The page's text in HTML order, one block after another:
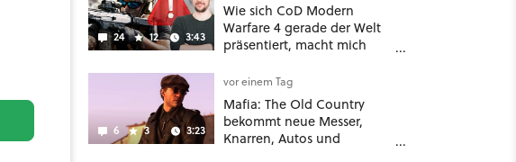
24 12 3:43
Wie sich CoD Modern
Warfare 4 gerade der Welt
präsentiert, macht mich
6 3 3:23
vor einem Tag
Mafia: The Old Country
bekommt neue Messer,
Knarren, Autos und